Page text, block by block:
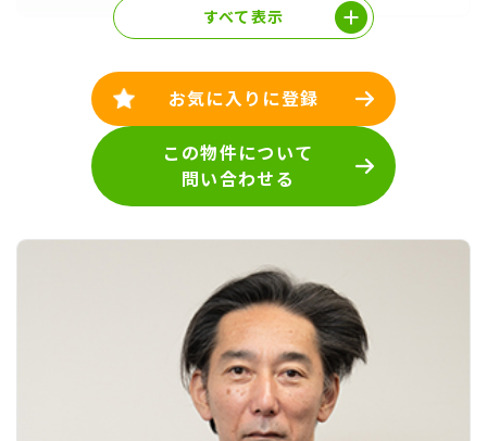
すべて表示
お気に入りに登録
この物件について
問い合わせる